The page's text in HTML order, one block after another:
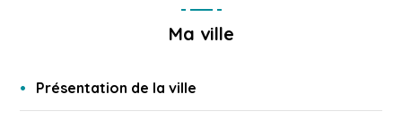
Ma ville
Présentation de la ville